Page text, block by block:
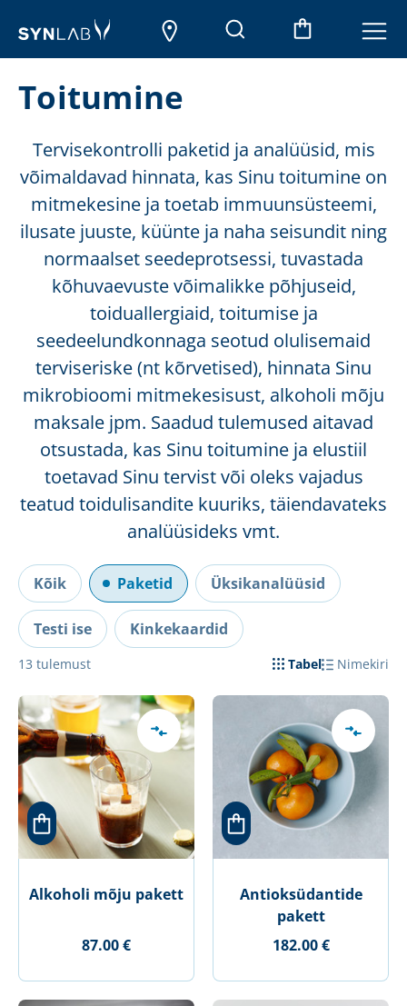
Toitumine
Tervisekontrolli paketid ja analüüsid, mis
võimaldavad hinnata, kas Sinu toitumine on
mitmekesine ja toetab immuunsüsteemi,
ilusate juuste, küünte ja naha seisundit ning
normaalset seedeprotsessi, tuvastada
kõhuvaevuste võimalikke põhjuseid,
toiduallergiaid, toitumise ja
seedeelundkonnaga seotud olulisemaid
terviseriske (nt kõrvetised), hinnata Sinu
mikrobioomi mitmekesisust, alkoholi mõju
maksale jpm. Saadud tulemused aitavad
otsustada, kas Sinu toitumine ja elustiil
toetavad Sinu tervist või oleks vajadus
teatud toidulisandite kuuriks, täiendavateks
analüüsideks vmt.
Kõik Paketid Üksikanalüüsid
Testi ise Kinkekaardid
13 tulemust Tabel Nimekiri
Alkoholi mõju pakett
87.00 €
Antioksüdantide
pakett
182.00 €